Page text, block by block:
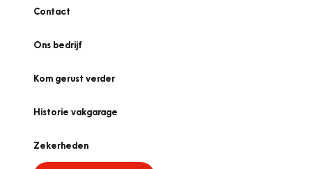
Contact
Ons bedrijf
Kom gerust verder
Historie vakgarage
Zekerheden